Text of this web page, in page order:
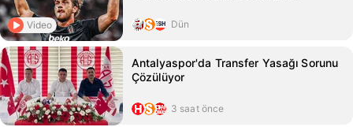
Video Dün
Antalyaspor'da Transfer Yasağı Sorunu
Çözülüyor
3 saat önce